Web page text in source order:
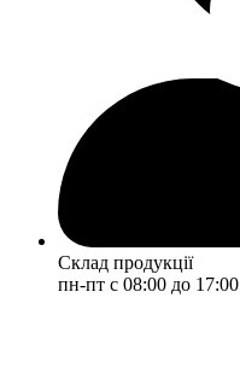
Склад продукції
пн-пт с 08:00 до 17:00